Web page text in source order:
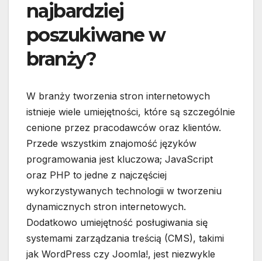
najbardziej
poszukiwane w
branży?
W branży tworzenia stron internetowych
istnieje wiele umiejętności, które są szczególnie
cenione przez pracodawców oraz klientów.
Przede wszystkim znajomość języków
programowania jest kluczowa; JavaScript
oraz PHP to jedne z najczęściej
wykorzystywanych technologii w tworzeniu
dynamicznych stron internetowych.
Dodatkowo umiejętność posługiwania się
systemami zarządzania treścią (CMS), takimi
jak WordPress czy Joomla!, jest niezwykle